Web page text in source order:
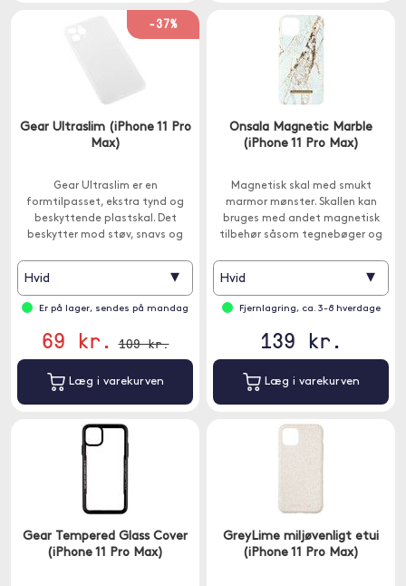
-37%
Gear Ultraslim (iPhone 11 Pro
Max)
Gear Ultraslim er en
formtilpasset, ekstra tynd og
beskyttende plastskal. Det
beskytter mod støv, snavs og
Hvid ▾
Er på lager, sendes på mandag
69 kr. 109 kr.
Læg i varekurven
Onsala Magnetic Marble
(iPhone 11 Pro Max)
Magnetisk skal med smukt
marmor mønster. Skallen kan
bruges med andet magnetisk
tilbehør såsom tegnebøger og
Hvid ▾
Fjernlagring, ca. 3-8 hverdage
139 kr.
Læg i varekurven
Gear Tempered Glass Cover
(iPhone 11 Pro Max)
GreyLime miljøvenligt etui
(iPhone 11 Pro Max)